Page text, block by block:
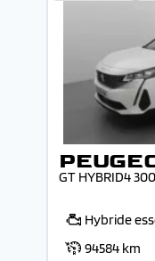
GT HYBRID4
Hybride
94584 km